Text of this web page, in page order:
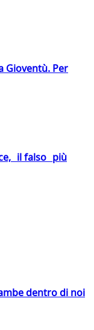
Gioventù. Per
il falso più
dentro di noi